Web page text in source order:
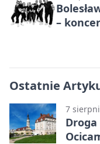
–
Ostatnie
7